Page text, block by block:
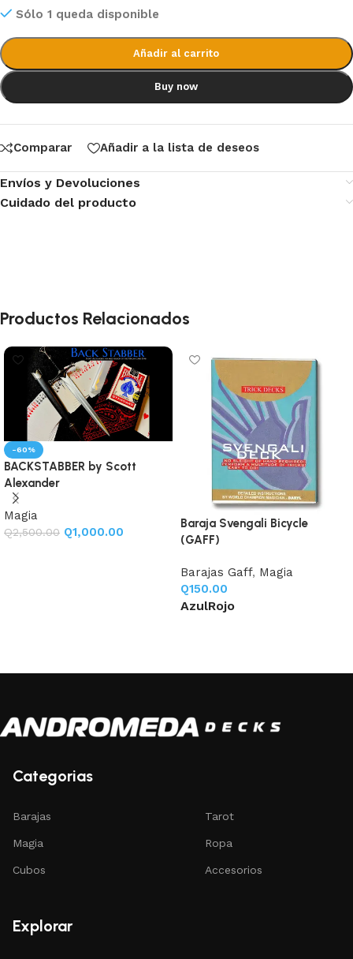
Sólo 1 queda disponible
Añadir al carrito
Buy now
Comparar Añadir a la lista de deseos
Envíos y Devoluciones
Cuidado del producto
Productos Relacionados
-60%
BACKSTABBER by Scott
Alexander
Magia
Q2,500.00 Q1,000.00
Baraja Svengali Bicycle
(GAFF)
Barajas Gaff, Magia
Q150.00
AzulRojo
Categorias
Barajas
Magia
Cubos
Tarot
Ropa
Accesorios
Explorar